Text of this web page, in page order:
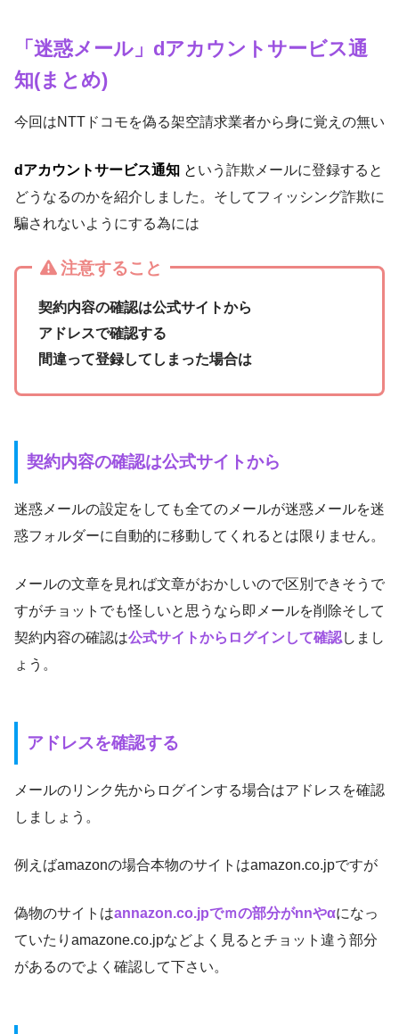
「迷惑メール」dアカウントサービス通
知(まとめ)
今回はNTTドコモを偽る架空請求業者から身に覚えの無い
dアカウントサービス通知 と いう詐欺メールに登録すると
どうなるのかを紹介しました。そしてフィッシング詐欺に
騙されないようにする為には
注意すること
契約内容の確認は公式サイトから
アドレスで確認する
間違って登録してしまった場合は
契約内容の確認は公式サイトから
迷惑メールの設定をしても全てのメールが迷惑メールを迷
惑フォルダーに自動的に移動してくれるとは限りません。
メールの文章を見れば文章がおかしいので区別できそうで
すがチョットでも怪しいと思うなら即メールを削除そして
契約内容の確認は公式サイトからログインして確認しまし
ょう。
アドレスを確認する
メールのリンク先からログインする場合はアドレスを確認
しましょう。
例えばamazonの場合本物のサイトはamazon.co.jpですが
偽物のサイトはannazon.co.jpでｍの部分がnnやαになっ
ていたりamazone.co.jpなどよく見るとチョット違う部分
があるのでよく確認して下さい。